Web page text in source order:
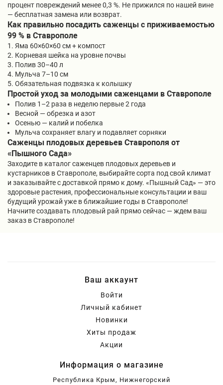
процент повреждений менее 0,3 %. Не прижился по нашей вине
— бесплатная замена или возврат.
Как правильно посадить саженцы с приживаемостью
99 % в Ставрополе
Яма 60×60×60 см + компост
Корневая шейка на уровне почвы
Полив 30–40 л
Мульча 7–10 см
Обязательная подвязка к колышку
Простой уход за молодыми саженцами в Ставрополе
Полив 1–2 раза в неделю первые 2 года
Весной — обрезка и азот
Осенью — калий и побелка
Мульча сохраняет влагу и подавляет сорняки
Саженцы плодовых деревьев Ставрополя от
«Пышного Сада»
Заходите в каталог саженцев плодовых деревьев и
кустарников в Ставрополе, выбирайте сорта под свой климат
и заказывайте с доставкой прямо к дому. «Пышный Сад» — это
здоровые растения, профессиональные консультации и ваш
будущий урожай уже в ближайшие годы в Ставрополе!
Начните создавать плодовый рай прямо сейчас — ждем ваш
заказ в Ставрополе!
Ваш аккаунт
Войти
Личный кабинет
Новинки
Хиты продаж
Акции
Информация о магазине
Республика Крым, Нижнегорский